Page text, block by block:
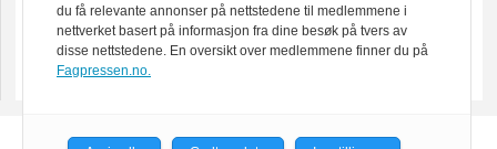
du få relevante annonser på nettstedene til medlemmene i
nettverket basert på informasjon fra dine besøk på tvers av
disse nettstedene. En oversikt over medlemmene finner du på
Fagpressen.no.